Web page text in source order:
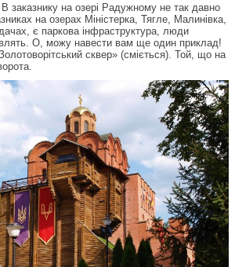
В заказнику на озері Радужному не так давно
на озерах Міністерка, Тягле, Малинівка,
є паркова інфраструктура, люди
О, можу навести вам ще один приклад!
сквер» (сміється). Той, що на